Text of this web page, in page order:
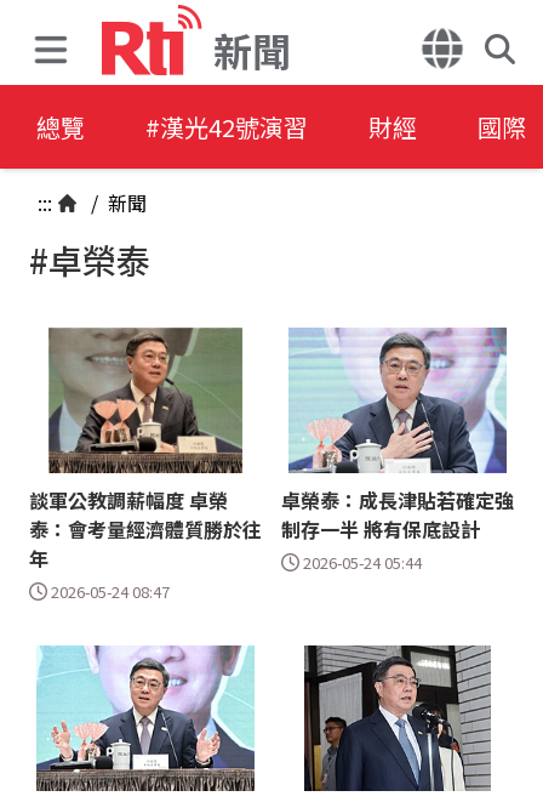
新聞
總覽 #漢光42號演習 財經 國際
::: / 新聞
#卓榮泰
談軍公教調薪幅度 卓榮
泰：會考量經濟體質勝於往
年
2026-05-24 08:47
卓榮泰：成長津貼若確定強
制存一半 將有保底設計
2026-05-24 05:44